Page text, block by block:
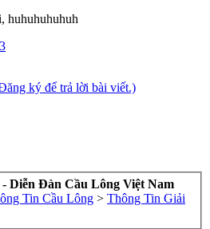
huhuhuhuhuh
ký để trả lời bài viết.)
Diễn Đàn Cầu Lông Việt Nam
Tin Cầu Lông > Thông Tin Giải